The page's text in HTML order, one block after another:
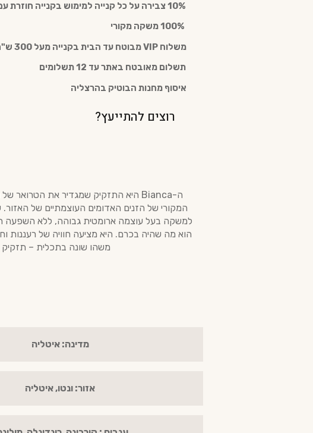
10% צבירה על כל קנייה למימוש בקנייה חוזרת עם חבר מועדון (חינם)
משלוח VIP מבוטח עד הבית בקנייה מעל 300 ש"ח
תשלום מאובטח באתר עד 12 תשלומים
איסוף מחנות הבוטיק בהרצליה
רוצים להתייעץ?
המקורי של הזנים האדומים העוצמתיים של
הוא מה שהיה בכרם. היא מציעה חוויה של רעננות
משהו שונה בתכלית – תזקיק
מדינה: איטליה
אזור: ונטו, איטליה